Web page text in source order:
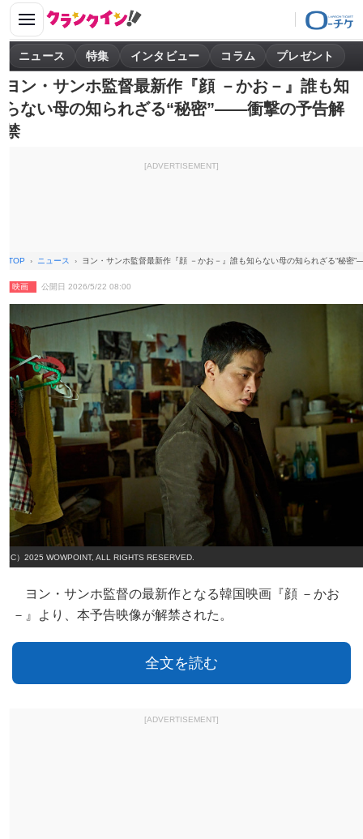
ニュース 特集 インタビュー コラム プレゼント
ヨン・サンホ監督最新作『顔 －かお－』誰も知
らない母の知られざる“秘密”――衝撃の予告解
禁
[ADVERTISEMENT]
TOP ニュース ヨン・サンホ監督最新作『顔 －かお－』誰も知らない母の知られざる“秘密
映画 公開日 2026/5/22 08:00
（C）2025 WOWPOINT, ALL RIGHTS RESERVED.
ヨン・サンホ監督の最新作となる韓国映画『顔 －かお
－』より、本予告映像が解禁された。
全文を読む
[ADVERTISEMENT]